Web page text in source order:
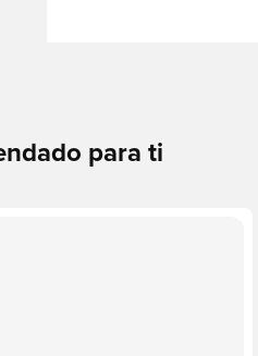
para ti